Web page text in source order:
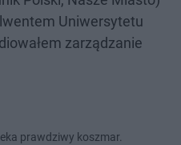
Uniwersytetu
zarządzanie
prawdziwy koszmar.